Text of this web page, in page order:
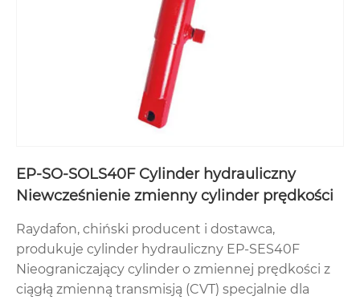
EP-SO-SOLS40F Cylinder hydrauliczny
Niewcześnienie zmienny cylinder prędkości
Raydafon, chiński producent i dostawca,
produkuje cylinder hydrauliczny EP-SES40F
Nieograniczający cylinder o zmiennej prędkości z
ciągłą zmienną transmisją (CVT) specjalnie dla